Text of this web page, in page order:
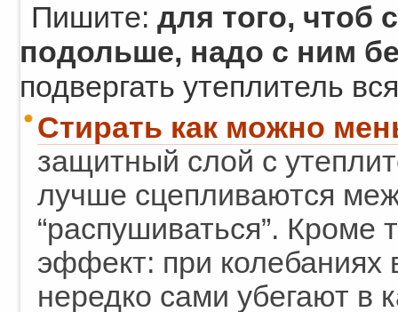
Пишите: для того, чтоб
подольше, надо с ним
подвергать утеплитель
Стирать как можно
защитный слой с
лучше сцепливаются
“распушиваться”. Кроме
эффект: при колебаниях
нередко сами убегают в